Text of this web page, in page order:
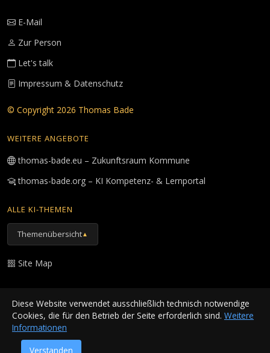
Diese Website verwendet ausschließlich technisch notwendige
Cookies, die für den Betrieb der Seite erforderlich sind. Weitere
Informationen
Verstanden
E-Mail
Zur Person
Let's talk
Impressum & Datenschutz
© Copyright 2026 Thomas Bade
WEITERE ANGEBOTE
thomas-bade.eu – Zukunftsraum Kommune
thomas-bade.org – KI Kompetenz- & Lernportal
ALLE KI-THEMEN
Themenübersicht▲
Site Map